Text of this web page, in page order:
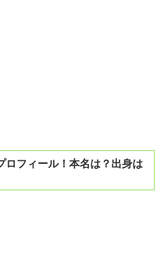
ロフィール！本名は？出身は